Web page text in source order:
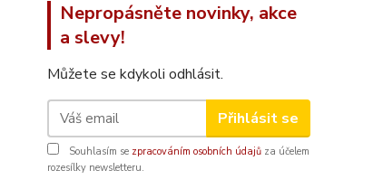
Nepropásněte novinky, akce
a slevy!
Můžete se kdykoli odhlásit.
Přihlásit se
Souhlasím se zpracováním osobních údajů za účelem
rozesílky newsletteru.